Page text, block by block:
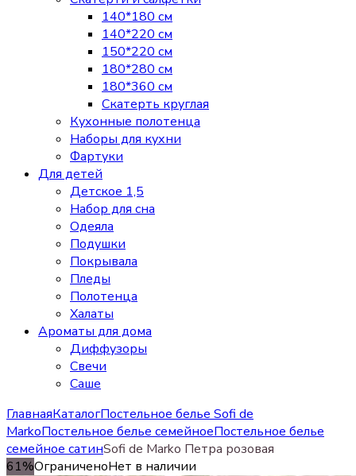
140*180 см
140*220 см
150*220 см
180*280 см
180*360 см
Скатерть круглая
Кухонные полотенца
Наборы для кухни
Фартуки
Для детей
Детское 1,5
Набор для сна
Одеяла
Подушки
Покрывала
Пледы
Полотенца
Халаты
Ароматы для дома
Диффузоры
Свечи
Cаше
ГлавнаяКаталогПостельное белье Sofi de
MarkoПостельное белье семейноеПостельное белье
семейное сатинSofi de Marko Петра розовая
61%ОграниченоНет в наличии